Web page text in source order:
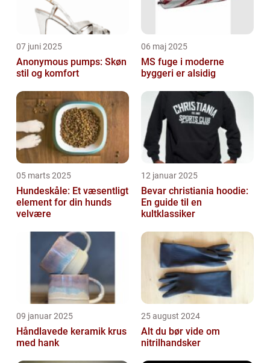
07 juni 2025
Anonymous pumps: Skøn
stil og komfort
06 maj 2025
MS fuge i moderne
byggeri er alsidig
05 marts 2025
Hundeskåle: Et væsentligt
element for din hunds
velvære
12 januar 2025
Bevar christiania hoodie:
En guide til en
kultklassiker
09 januar 2025
Håndlavede keramik krus
med hank
25 august 2024
Alt du bør vide om
nitrilhandsker